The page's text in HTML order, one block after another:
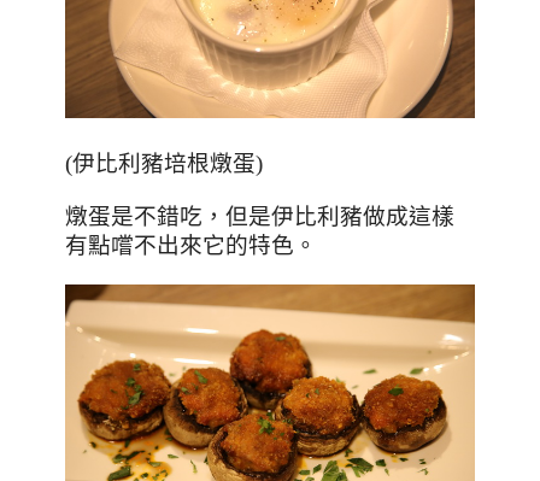
(伊比利豬培根燉蛋)
燉蛋是不錯吃，但是伊比利豬做成這樣
有點嚐不出來它的特色。